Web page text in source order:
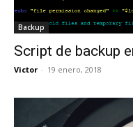
Backup
Script de backup
Victor - 19 enero, 2018